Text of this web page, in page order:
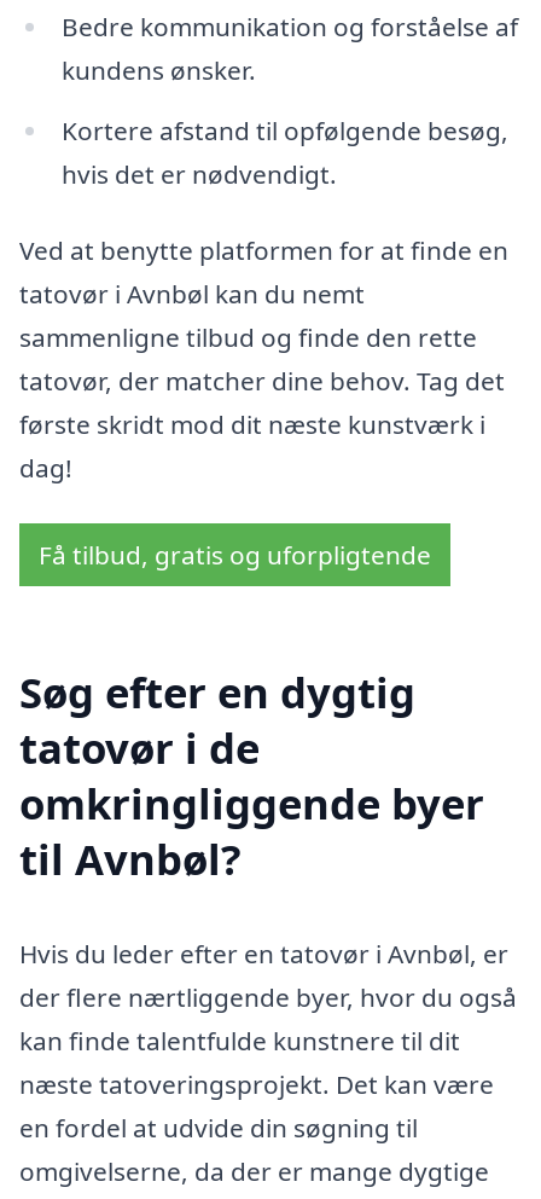
Bedre kommunikation og forståelse af
kundens ønsker.
Kortere afstand til opfølgende besøg,
hvis det er nødvendigt.
Ved at benytte platformen for at finde en
tatovør i Avnbøl kan du nemt
sammenligne tilbud og finde den rette
tatovør, der matcher dine behov. Tag det
første skridt mod dit næste kunstværk i
dag!
Få tilbud, gratis og uforpligtende
Søg efter en dygtig
tatovør i de
omkringliggende byer
til Avnbøl?
Hvis du leder efter en tatovør i Avnbøl, er
der flere nærtliggende byer, hvor du også
kan finde talentfulde kunstnere til dit
næste tatoveringsprojekt. Det kan være
en fordel at udvide din søgning til
omgivelserne, da der er mange dygtige